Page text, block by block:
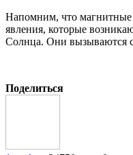
Напомним, что магнитные
явления, которые
Солнца. Они вызываются
Поделиться